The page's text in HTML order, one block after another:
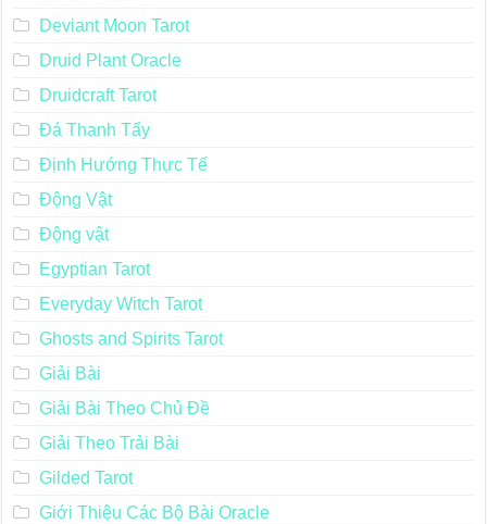
Deviant Moon Tarot
Druid Plant Oracle
Druidcraft Tarot
Đá Thanh Tẩy
Định Hướng Thực Tế
Động Vật
Động vật
Egyptian Tarot
Everyday Witch Tarot
Ghosts and Spirits Tarot
Giải Bài
Giải Bài Theo Chủ Đề
Giải Theo Trải Bài
Gilded Tarot
Giới Thiệu Các Bộ Bài Oracle